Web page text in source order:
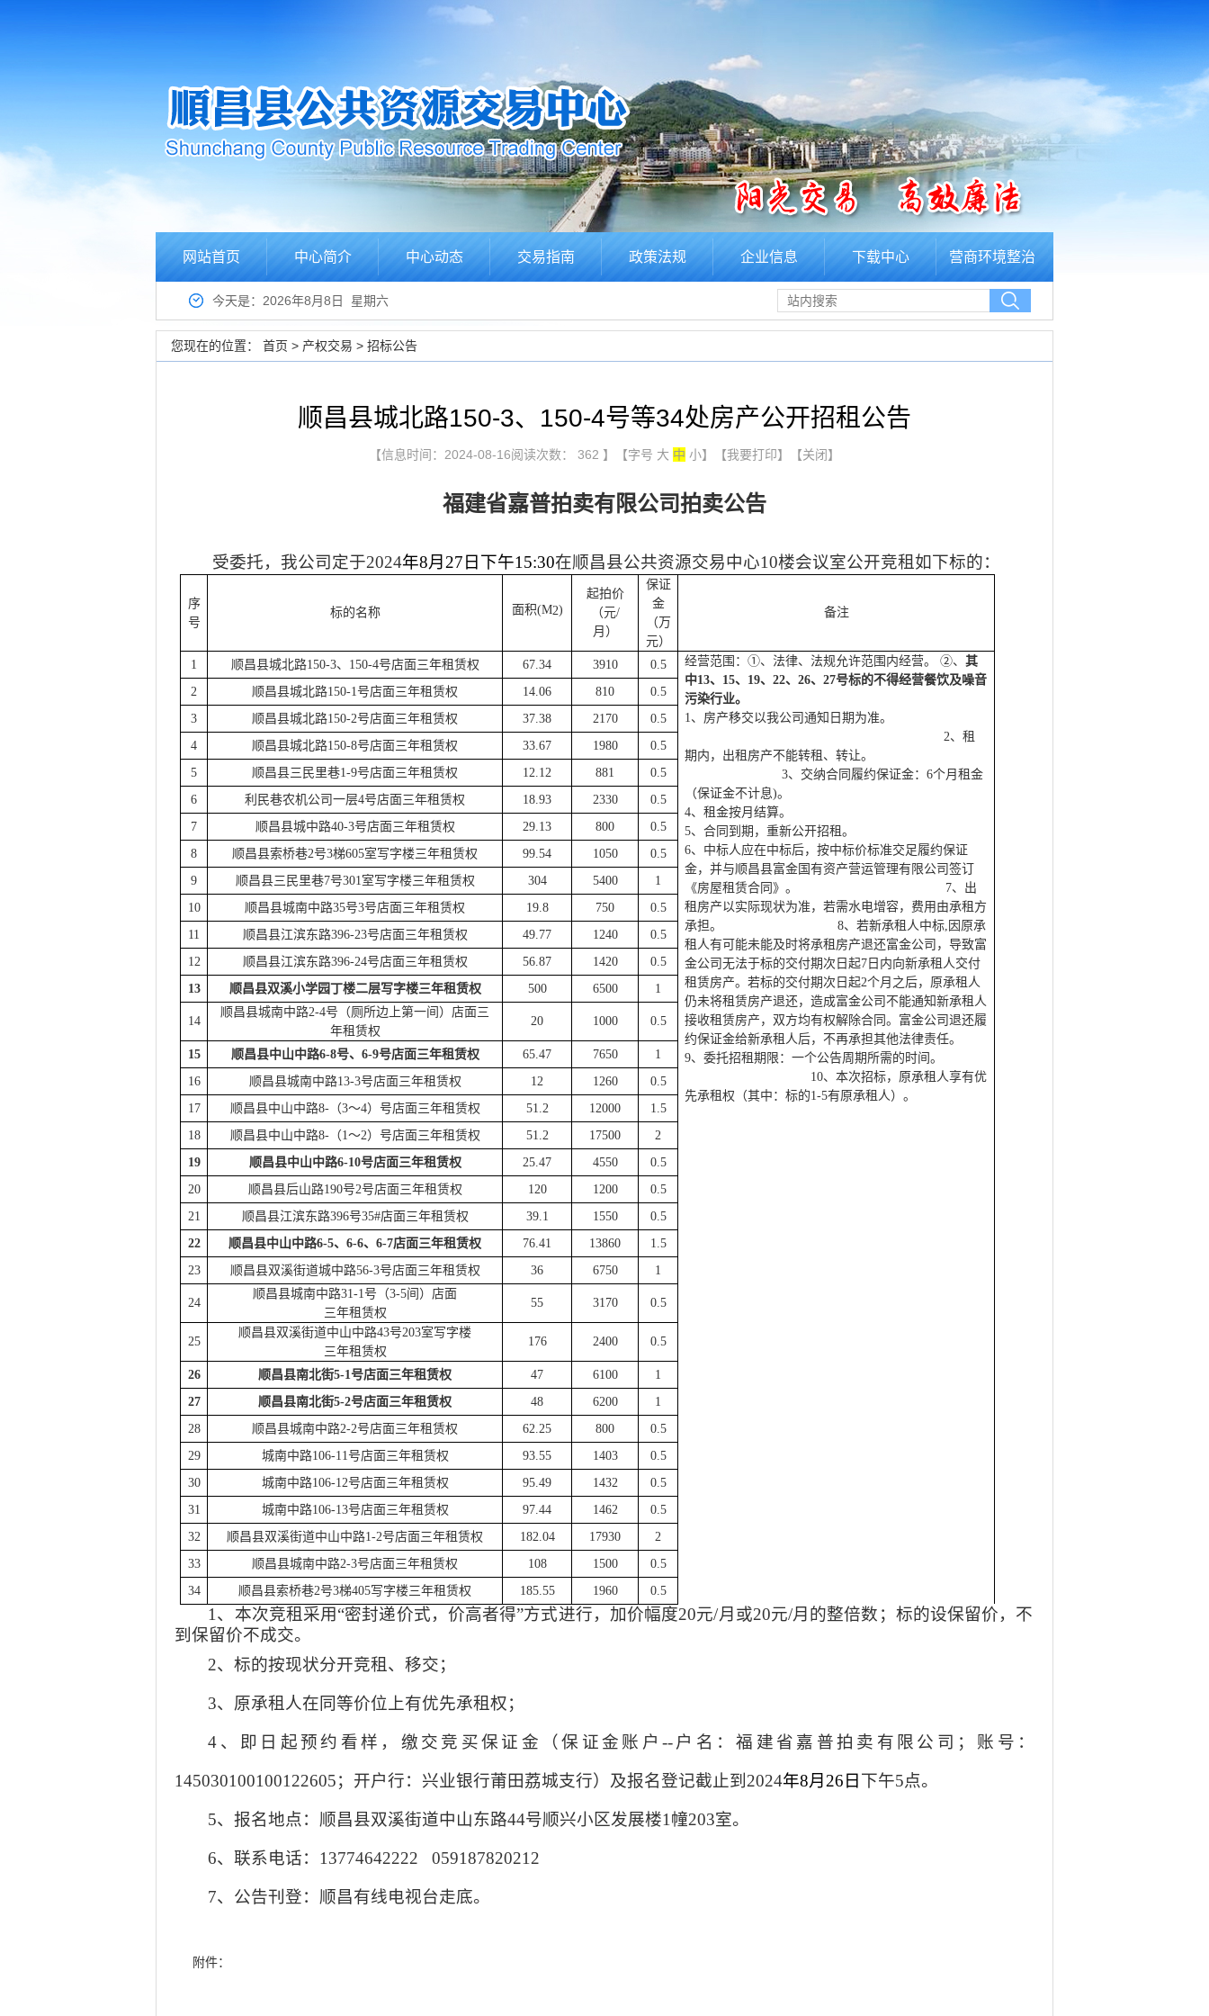
网站首页 中心简介 中心动态 交易指南 政策法规 企业信息 下载中心 营商环境整治
今天是：2026年8月8日 星期六
您现在的位置： 首页 > 产权交易 > 招标公告
顺昌县城北路150-3、150-4号等34处房产公开招租公告
【信息时间：2024-08-16阅读次数： 362 】【字号 大 中 小】 【我要打印】 【关闭】
福建省嘉普拍卖有限公司拍卖公告
受委托，我公司定于2024年8月 27 日下午15:30在顺昌县公共资源交易中心10楼会议室公开竞租如下标的：
序
号
标的名称 面积(M2)
起拍价
（元/
月）
保证
金
（万
元）
备注
1 顺昌县城北路150-3、150-4号店面三年租赁权 67.34 3910 0.5 经营范围：①、法律、法规允许范围内经营。 ②、其
中13、15、19、22、26、27号标的不得经营餐饮及噪音
污染行业。
1、 房产移交以我公司通知日期为准。
2、租
期内，出租房产不能转租、转让。
3、交纳合同履约保证金：6个月租金
（保证金不计息)。
4、租金按月结算。
5、合同到期，重新公开招租。
6、中标人应在中标后，按中标价标准交足履约保证
金，并与顺昌县富金国有资产营运管理有限公司签订
《房屋租赁合同》。
7、出
租房产以实际现状为准，若需水电增容，费用由承租方
承担。
8、若新承租人中标,因原承
租人有可能未能及时将承租房产退还富金公司，导致富
金公司无法于标的交付期次日起7日内向新承租人交付
租赁房产。若标的交付期次日起2个月之后，原承租人
仍未将租赁房产退还，造成富金公司不能通知新承租人
接收租赁房产，双方均有权解除合同。富金公司退还履
约保证金给新承租人后，不再承担其他法律责任。
9、委托招租期限：一个公告周期所需的时间。
10、本次招标，原承租人享有优
先承租权 （其中：标的1-5有原承租人）。
2 顺昌县城北路150-1号店面三年租赁权 14.06 810
0.5
3
顺昌县城北路150-2号店面三年租赁权 37.38 2170
0.5
4
顺昌县城北路150-8号店面三年租赁权 33.67 1980
0.5
5
顺昌县三民里巷1-9号店面三年租赁权 12.12 881
0.5
6
利民巷农机公司一层4号店面三年租赁权 18.93 2330
0.5
7
顺昌县城中路40-3号店面三年租赁权 29.13 800
0.5
8
顺昌县索桥巷2号3梯605室写字楼三年租赁权 99.54 1050
0.5
9
顺昌县三民里巷7号301室写字楼三年租赁权 304 5400
1
10
顺昌县城南中路35号3号店面三年租赁权 19.8 750
0.5
11
顺昌县江滨东路396-23号店面三年租赁权 49.77 1240
0.5
12
顺昌县江滨东路396-24号店面三年租赁权 56.87 1420
0.5
13
顺昌县双溪小学园丁楼二层写字楼三年租赁权 500 6500 1
14
顺昌县城南中路2-4号（厕所边上第一间）店面三
年租赁权
20 1000 0.5
15 顺昌县中山中路6-8号、6-9号店面三年租赁权 65.47 7650
1
16
顺昌县城南中路13-3号店面三年租赁权 12 1260
0.5
17
顺昌县中山中路8-（3～4）号店面三年租赁权 51.2 12000
1.5
18
顺昌县中山中路8-（1～2）号店面三年租赁权 51.2 17500
2
19
顺昌县中山中路6-10号店面三年租赁权 25.47 4550
0.5
20
顺昌县后山路190号2号店面三年租赁权 120 1200
0.5
21
顺昌县江滨东路396号35#店面三年租赁权 39.1 1550
0.5
22
顺昌县中山中路6-5、6-6、6-7店面三年租赁权 76.41 13860
1.5
23
顺昌县双溪街道城中路56-3号店面三年租赁权 36 6750 1
24
顺昌县城南中路31-1号（3-5间）店面
三年租赁权
55 3170 0.5
25
顺昌县双溪街道中山中路43号203室写字楼
三年租赁权
176 2400 0.5
26 顺昌县南北街5-1号店面三年租赁权 47 6100
1
27
顺昌县南北街5-2号店面三年租赁权 48 6200
1
28
顺昌县城南中路2-2号店面三年租赁权 62.25 800
0.5
29
城南中路106-11号店面三年租赁权 93.55 1403
0.5
30
城南中路106-12号店面三年租赁权 95.49 1432
0.5
31
城南中路106-13号店面三年租赁权 97.44 1462
0.5
32
顺昌县双溪街道中山中路1-2号店面三年租赁权 182.04 17930
2
33
顺昌县城南中路2-3号店面三年租赁权 108 1500
0.5
34
顺昌县索桥巷2号3梯405写字楼三年租赁权 185.55 1960 0.5
1、本次竞租采用“密封递价式，价高者得”方式进行，加价幅度20元/月 或20元/月的整倍数 ；标的设保留价，不
到保留价不成交。
2、标的按现状分开竞租、移交；
3、原承租人在同等价位上有优先承租权；
4、即日起预约看样，缴交竞买保证金（保证金账户--户名：福建 省嘉普拍卖有限公司；账号：
145030100100122605；开户行：兴业银行莆田荔城支行）及报名登记截止到 2024年8月 26 日 下午5点。
5、报名地点：顺昌县双溪街道中山东路44号顺兴小区发展楼1幢203室。
6、联系电话： 13774642222 059187820212
7、公告刊登：顺昌有线电视台走底。
附件：